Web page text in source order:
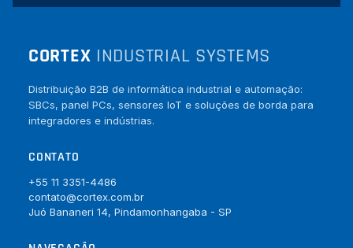
CORTEX INDUSTRIAL SYSTEMS
Distribuição B2B de informática industrial e automação:
SBCs, panel PCs, sensores IoT e soluções de borda para
integradores e indústrias.
CONTATO
+55 11 3351-4486
contato@cortex.com.br
Juó Bananeri 14, Pindamonhangaba - SP